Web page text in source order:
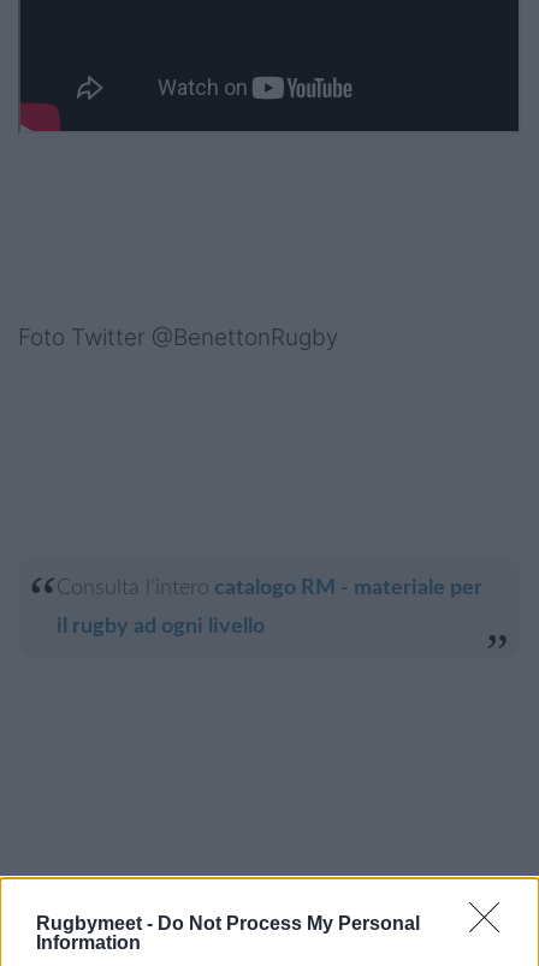
Rugbymeet - Do Not Process My Personal
Information
Foto Twitter @BenettonRugby
Consulta l'intero catalogo RM - materiale per
il rugby ad ogni livello